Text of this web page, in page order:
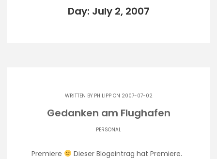
Day: July 2, 2007
WRITTEN BY PHILIPPON 2007-07-02
Gedanken am Flughafen
PERSONAL
Premiere
Dieser Blogeintrag hat Premiere.